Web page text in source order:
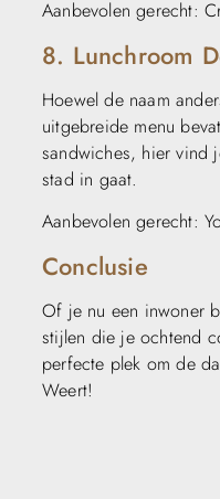
Aanbevolen gerecht:
8. Lunchroom
Hoewel de naam
uitgebreide menu
sandwiches, hier vind
stad in gaat.
Aanbevolen gerecht:
Conclusie
Of je nu een inwoner
stijlen die je ochtend
perfecte plek om de
Weert!